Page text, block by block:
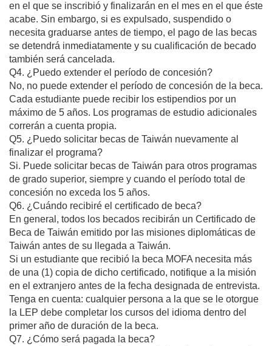
en el que se inscribió y finalizarán en el mes en el que éste
acabe. Sin embargo, si es expulsado, suspendido o
necesita graduarse antes de tiempo, el pago de las becas
se detendrá inmediatamente y su cualificación de becado
también será cancelada.
Q4. ¿Puedo extender el período de concesión?
No, no puede extender el período de concesión de la beca.
Cada estudiante puede recibir los estipendios por un
máximo de 5 años. Los programas de estudio adicionales
correrán a cuenta propia.
Q5. ¿Puedo solicitar becas de Taiwán nuevamente al
finalizar el programa?
Si. Puede solicitar becas de Taiwán para otros programas
de grado superior, siempre y cuando el período total de
concesión no exceda los 5 años.
Q6. ¿Cuándo recibiré el certificado de beca?
En general, todos los becados recibirán un Certificado de
Beca de Taiwán emitido por las misiones diplomáticas de
Taiwán antes de su llegada a Taiwán.
Si un estudiante que recibió la beca MOFA necesita más
de una (1) copia de dicho certificado, notifique a la misión
en el extranjero antes de la fecha designada de entrevista.
Tenga en cuenta: cualquier persona a la que se le otorgue
la LEP debe completar los cursos del idioma dentro del
primer año de duración de la beca.
Q7. ¿Cómo será pagada la beca?